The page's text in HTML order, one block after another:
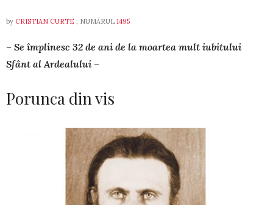
by CRISTIAN CURTE , NUMĂRUL 1495
– Se împlinesc 32 de ani de la moartea mult iubi­tului
Sfânt al Ardealului –
Porunca din vis